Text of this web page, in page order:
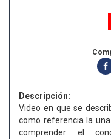
Descripción:
Video en que se
como referencia la
comprender el